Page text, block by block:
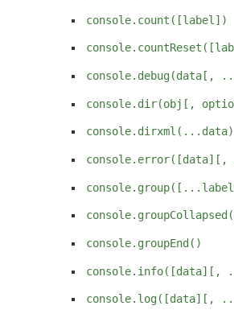
console.count([label])
console.debug(data[,
console.dir(obj[,
console.dirxml(...data)
console.groupEnd()
console.info([data][,
console.log([data][,